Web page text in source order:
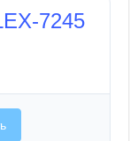
7245